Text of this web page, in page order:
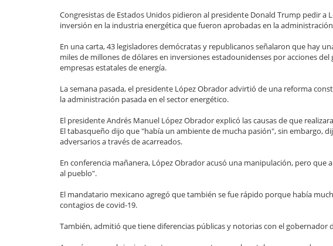
Congresistas de Estados Unidos pidieron al presidente Donald Trump pedir a
inversión en la industria energética que fueron aprobadas en la
En una carta, 43 legisladores demócratas y republicanos señalaron que hay
miles de millones de dólares en inversiones estadounidenses por acciones
empresas estatales de energía.
La semana pasada, el presidente López Obrador advirtió de una reforma
la administración pasada en el sector energético.
El presidente Andrés Manuel López Obrador explicó las causas de que
El tabasqueño dijo que "había un ambiente de mucha pasión", sin embargo,
adversarios a través de acarreados.
En conferencia mañanera, López Obrador acusó una manipulación, pero que
al pueblo".
El mandatario mexicano agregó que también se fue rápido porque había
contagios de covid-19.
También, admitió que tiene diferencias públicas y notorias con el gobernador